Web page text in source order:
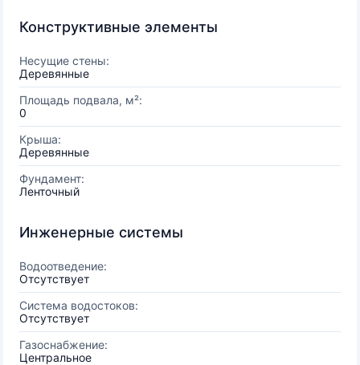
Конструктивные элементы
Несущие стены:
Деревянные
Площадь подвала, м²:
0
Крыша:
Деревянные
Фундамент:
Ленточный
Инженерные системы
Водоотведение:
Отсутствует
Система водостоков:
Отсутствует
Газоснабжение:
Центральное